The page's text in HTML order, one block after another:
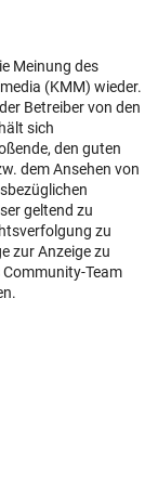
Meinung des
(KMM) wieder.
Betreiber von den
sich
den guten
dem Ansehen von
geltend zu
zu
zur Anzeige zu
Community-Team